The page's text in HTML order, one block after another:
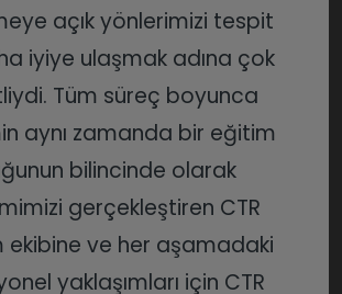
açık yönlerimizi tespit
iyiye ulaşmak adına çok
Tüm süreç boyunca
aynı zamanda bir eğitim
bilincinde olarak
gerçekleştiren CTR
ekibine ve her aşamadaki
yaklaşımları için CTR